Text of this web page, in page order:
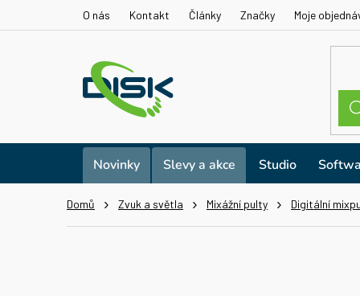
O nás Kontakt Články Značky Moje
Novinky Slevy a akce Studio
Domů Zvuk a světla Mixážní pulty Digitální